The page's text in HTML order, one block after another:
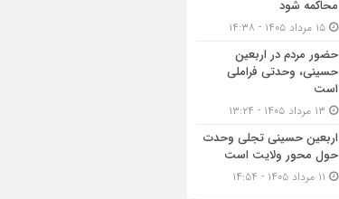
محاکمه شود
حضور مردم در اربعین
حسینی، وحدتی فراملی
است
اربعین حسینی تجلی وحدت
حول محور ولایت است